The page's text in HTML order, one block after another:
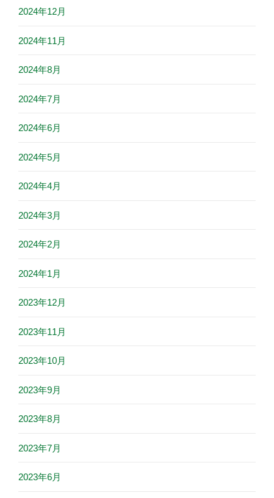
2024年12月
2024年11月
2024年8月
2024年7月
2024年6月
2024年5月
2024年4月
2024年3月
2024年2月
2024年1月
2023年12月
2023年11月
2023年10月
2023年9月
2023年8月
2023年7月
2023年6月